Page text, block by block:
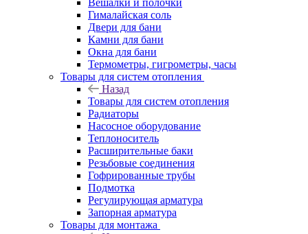
Вешалки и полочки
Гималайская соль
Двери для бани
Камни для бани
Окна для бани
Термометры, гигрометры, часы
Товары для систем отопления
Назад
Товары для систем отопления
Радиаторы
Насосное оборудование
Теплоноситель
Расширительные баки
Резьбовые соединения
Гофрированные трубы
Подмотка
Регулирующая арматура
Запорная арматура
Товары для монтажа